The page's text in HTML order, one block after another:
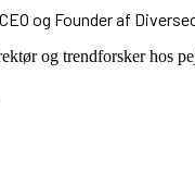
og Founder af